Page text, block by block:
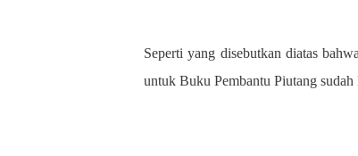
Seperti yang disebutkan diatas
untuk Buku Pembantu Piutang